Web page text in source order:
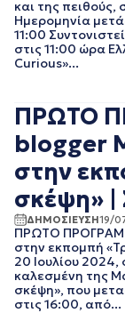
και της
Ημερομηνία
11:00
στις 11:00 ώρα
Curious»...
ΠΡΩΤΟ
blogger
στην
σκέψη» |
ΔΗΜΟΣΙΕΥΣΗ19/
ΠΡΩΤΟ
στην εκπομπή
20 Ιουλίου 2024,
καλεσμένη της
σκέψη», που
στις 16:00, από...